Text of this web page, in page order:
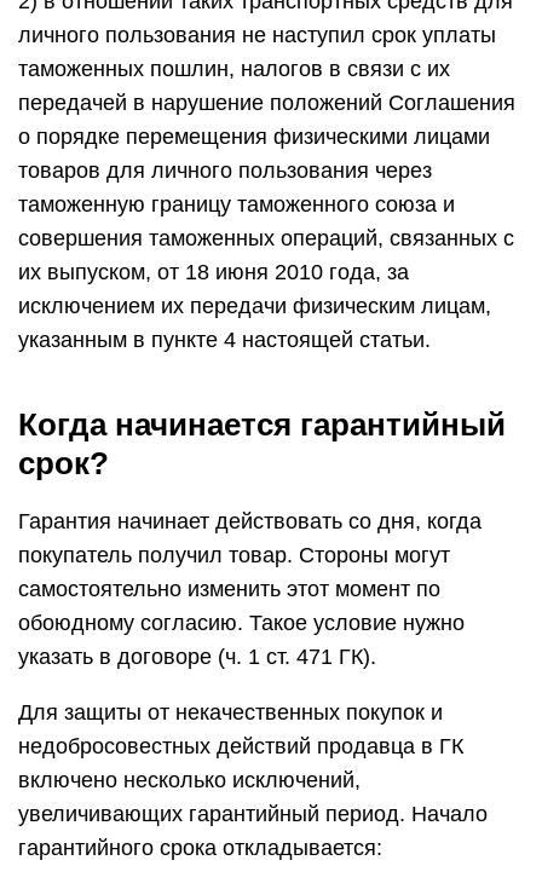
личного пользования не наступил срок уплаты
таможенных пошлин, налогов в связи с их
передачей в нарушение положений Соглашения
о порядке перемещения физическими лицами
товаров для личного пользования через
таможенную границу таможенного союза и
совершения таможенных операций, связанных с
их выпуском, от 18 июня 2010 года, за
исключением их передачи физическим лицам,
указанным в пункте 4 настоящей статьи.
Когда начинается гарантийный
срок?
Гарантия начинает действовать со дня, когда
покупатель получил товар. Стороны могут
самостоятельно изменить этот момент по
обоюдному согласию. Такое условие нужно
указать в договоре (ч. 1 ст. 471 ГК).
Для защиты от некачественных покупок и
недобросовестных действий продавца в ГК
включено несколько исключений,
увеличивающих гарантийный период. Начало
гарантийного срока откладывается: